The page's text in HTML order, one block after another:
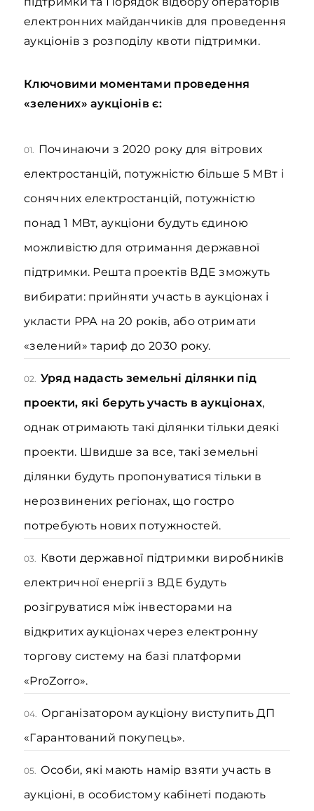
електронних майданчиків для проведення
аукціонів з розподілу квоти підтримки.
Ключовими моментами проведення
«зелених» аукціонів є:
01. Починаючи з 2020 року для вітрових
електростанцій, потужністю більше 5 МВт і
сонячних електростанцій, потужністю
понад 1 МВт, аукціони будуть єдиною
можливістю для отримання державної
підтримки. Решта проектів ВДЕ зможуть
вибирати: прийняти участь в аукціонах і
укласти РРА на 20 років, або отримати
«зелений» тариф до 2030 року.
02. Уряд надасть земельні ділянки під
проекти, які беруть участь в аукціонах,
однак отримають такі ділянки тільки деякі
проекти. Швидше за все, такі земельні
ділянки будуть пропонуватися тільки в
нерозвинених регіонах, що гостро
потребують нових потужностей.
03. Квоти державної підтримки виробників
електричної енергії з ВДЕ будуть
розігруватися між інвесторами на
відкритих аукціонах через електронну
торгову систему на базі платформи
«ProZorro».
04. Організатором аукціону виступить ДП
«Гарантований покупець».
05. Особи, які мають намір взяти участь в
аукціоні, в особистому кабінеті подають